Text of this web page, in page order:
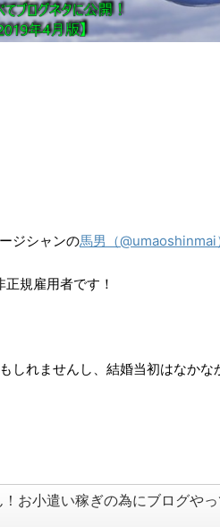
ジシャンの馬男（@umaoshinmai
規雇用者です！
しれませんし、結婚当初はなかな
お小遣い稼ぎの為にブログやっ